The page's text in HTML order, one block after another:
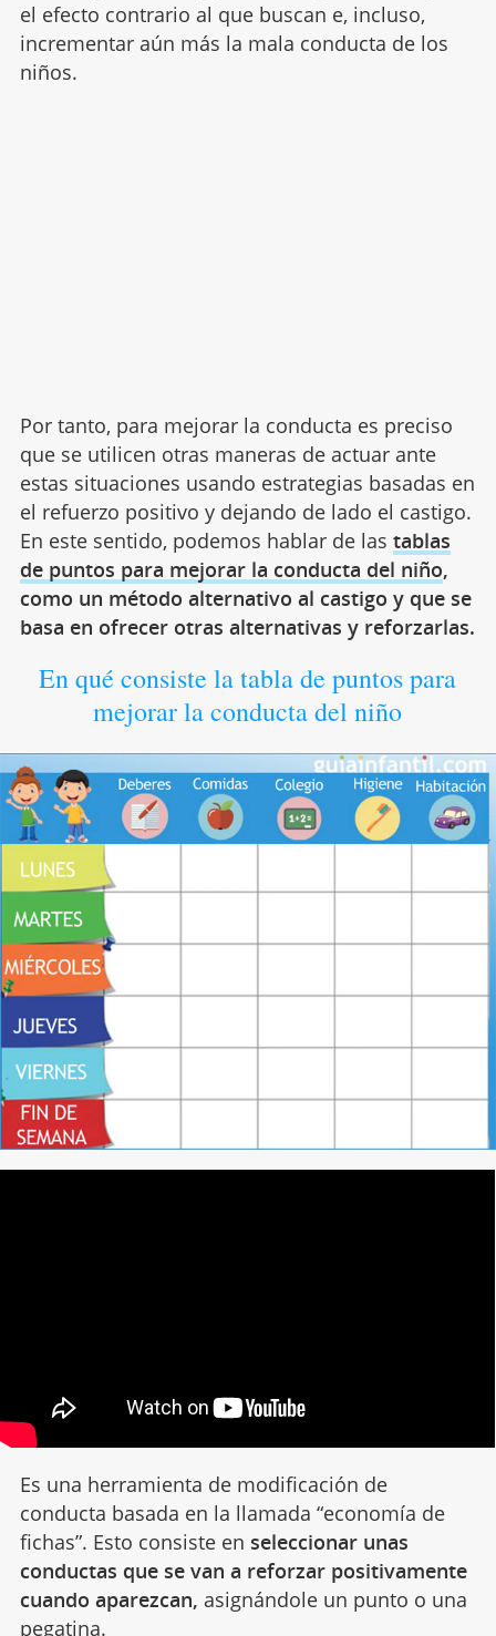
el efecto contrario al que buscan e, incluso,
incrementar aún más la mala conducta de los
niños.
Por tanto, para mejorar la conducta es preciso
que se utilicen otras maneras de actuar ante
estas situaciones usando estrategias basadas en
el refuerzo positivo y dejando de lado el castigo.
En este sentido, podemos hablar de las tablas
de puntos para mejorar la conducta del niño,
como un método alternativo al castigo y que se
basa en ofrecer otras alternativas y reforzarlas.
En qué consiste la tabla de puntos para
mejorar la conducta del niño
Es una herramienta de modificación de
conducta basada en la llamada “economía de
fichas”. Esto consiste en seleccionar unas
conductas que se van a reforzar positivamente
cuando aparezcan, asignándole un punto o una
pegatina.